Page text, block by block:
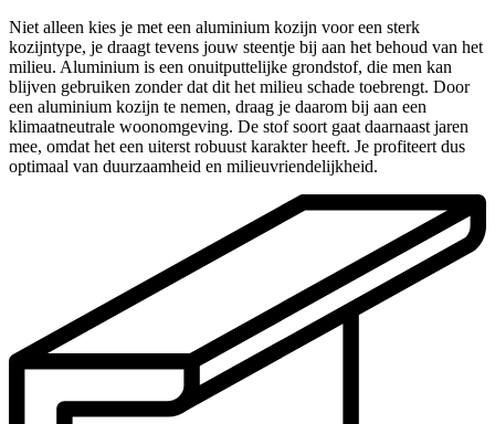
Niet alleen kies je met een aluminium kozijn voor een sterk
kozijntype, je draagt tevens jouw steentje bij aan het behoud van het
milieu. Aluminium is een onuitputtelijke grondstof, die men kan
blijven gebruiken zonder dat dit het milieu schade toebrengt. Door
een aluminium kozijn te nemen, draag je daarom bij aan een
klimaatneutrale woonomgeving. De stof soort gaat daarnaast jaren
mee, omdat het een uiterst robuust karakter heeft. Je profiteert dus
optimaal van duurzaamheid en milieuvriendelijkheid.